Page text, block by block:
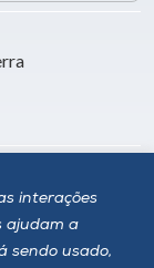
interações
ajudam a
sendo usado,